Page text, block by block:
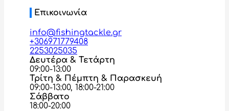
Επικοινωνία
info@fishingtackle.gr
+306971779408
2253025035
Δευτέρα & Τετάρτη
09:00-13:00
Τρίτη & Πέμπτη & Παρασκευή
09:00-13:00, 18:00-21:00
Σάββατο
18:00-20:00